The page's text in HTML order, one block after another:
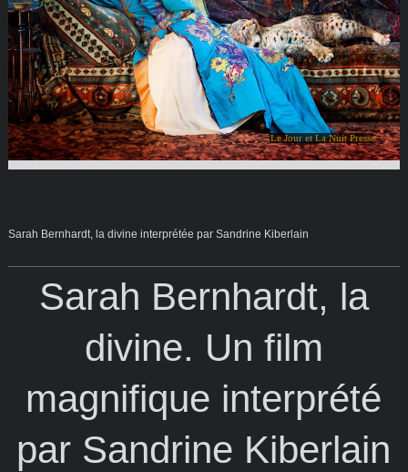
Le Jour et La Nuit Presse
Sarah Bernhardt, la divine interprétée par Sandrine Kiberlain
Sarah Bernhardt, la
divine. Un film
magnifique interprété
par Sandrine Kiberlain